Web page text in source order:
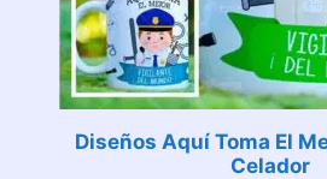
Diseños Aquí Toma El
Celador